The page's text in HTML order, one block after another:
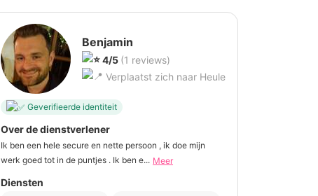
Benjamin
4/5 (1 reviews)
Verplaatst zich naar Heule
Geverifieerde identiteit
Over de dienstverlener
Ik ben een hele secure en nette persoon , ik doe mijn
werk goed tot in de puntjes . Ik ben e... Meer
Diensten